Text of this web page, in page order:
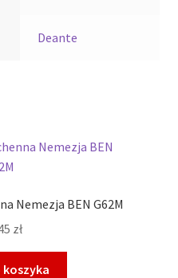
Deante
Nemezja BEN G62M
zł
koszyka